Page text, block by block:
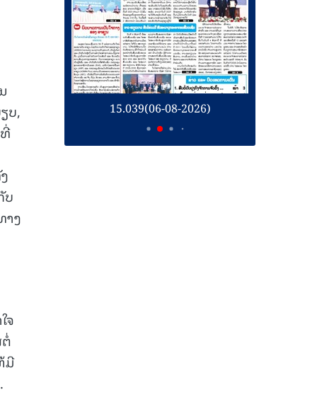
ບ,
ບ
າງ
ຈ
ມີ
15.039(06-08-2026)